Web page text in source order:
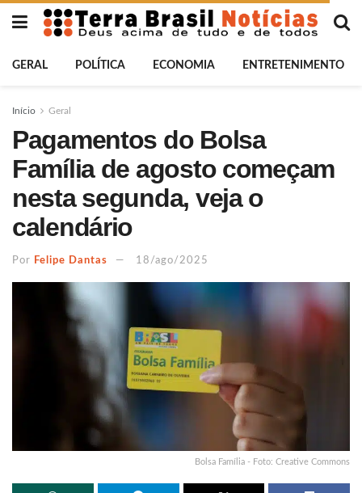
GERAL POLÍTICA ECONOMIA ENTRETENIMENTO
Início Geral
Pagamentos do Bolsa
Família de agosto começam
nesta segunda, veja o
calendário
Por Felipe Dantas 18/ago/2025
Bolsa Família - Foto: Creative Commons